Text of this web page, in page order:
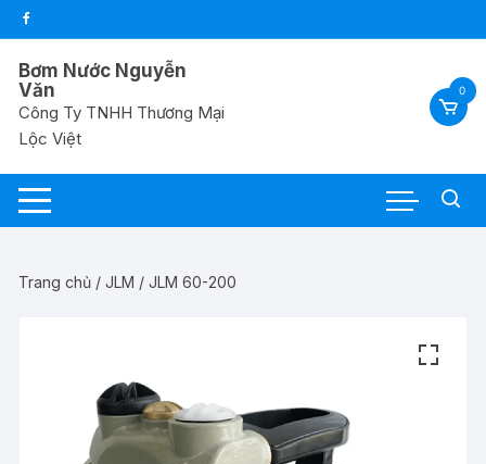
Chuyển
tới
nội
dung
Bơm Nước Nguyễn
Văn
Công Ty TNHH Thương Mại
Lộc Việt
0
Trang chủ /JLM / JLM 60-200